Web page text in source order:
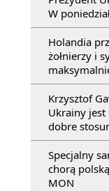
W
Holandia
żołnierzy i
Krzysztof
Ukrainy jest
dobre
Specjalny
chorą
MON